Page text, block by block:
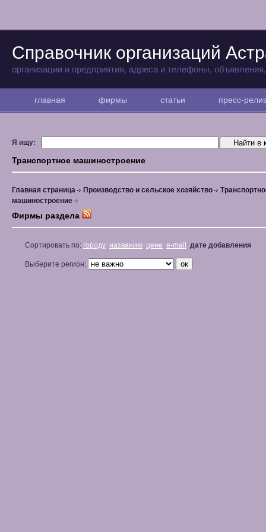
Справочник организаций
организации и предприятия, адреса и телефоны,
главная фирмы статьи пресс-
Я ищу:
Транспортное машиностроение
Главная страница Производство и сельское хозяйство
машиностроение
Фирмы раздела
Сортировать по: городу названию цене e-mail дате добавления
Выберите регион: